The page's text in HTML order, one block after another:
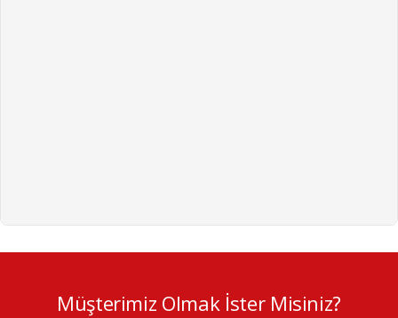
Müşterimiz Olmak İster Misiniz?